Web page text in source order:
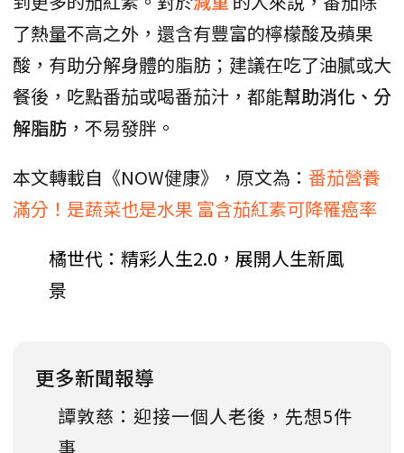
了熱量不高之外，還含有豐富的檸檬酸及蘋果
酸，有助分解身體的脂肪；建議在吃了油膩或大
餐後，吃點番茄或喝番茄汁，都能幫助消化、分
解脂肪 ，不易發胖。
本文轉載自《NOW健康》，原文為： 番茄營養
滿分！是蔬菜也是水果 富含茄紅素可降罹癌率
橘世代：精彩人生2.0，展開人生新風
景
更多新聞報導
譚敦慈：迎接一個人老後，先想5件
事